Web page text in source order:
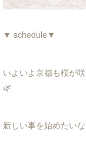
▼ schedule▼
いよいよ京都も桜が
🌿
新しい事を始めたい